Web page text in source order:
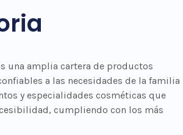
una amplia cartera de productos
a las necesidades de la familia
y especialidades cosméticas que
cumpliendo con los más